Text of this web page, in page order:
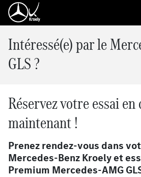
Intéressé(e) par le
GLS ?
Réservez votre essai en
maintenant !
Prenez rendez-vous dans
Mercedes-Benz Kroely et
Premium Mercedes-AMG